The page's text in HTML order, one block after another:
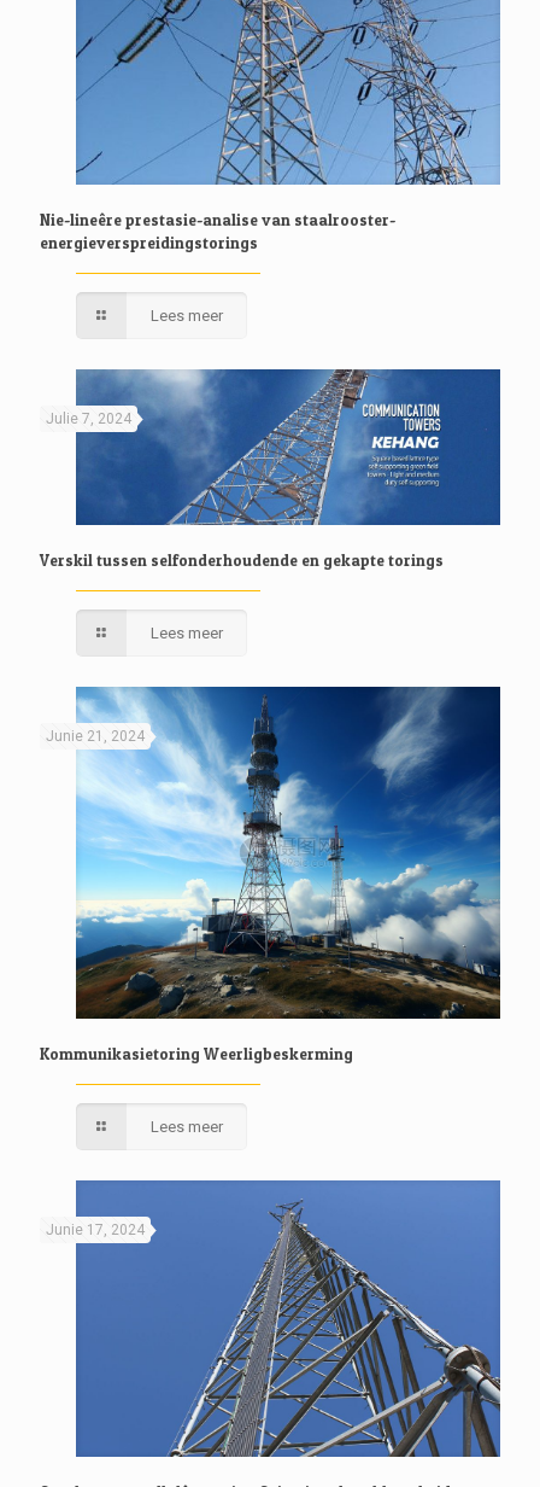
Nie-lineêre prestasie-analise van staalrooster-
energieverspreidingstorings
Lees meer
Julie 7, 2024
Verskil tussen selfonderhoudende en gekapte torings
Lees meer
Junie 21, 2024
Kommunikasietoring Weerligbeskerming
Lees meer
Junie 17, 2024